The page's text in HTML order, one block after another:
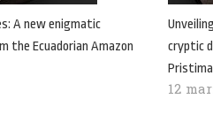
A new enigmatic
the Ecuadorian Amazon
cryptic
12